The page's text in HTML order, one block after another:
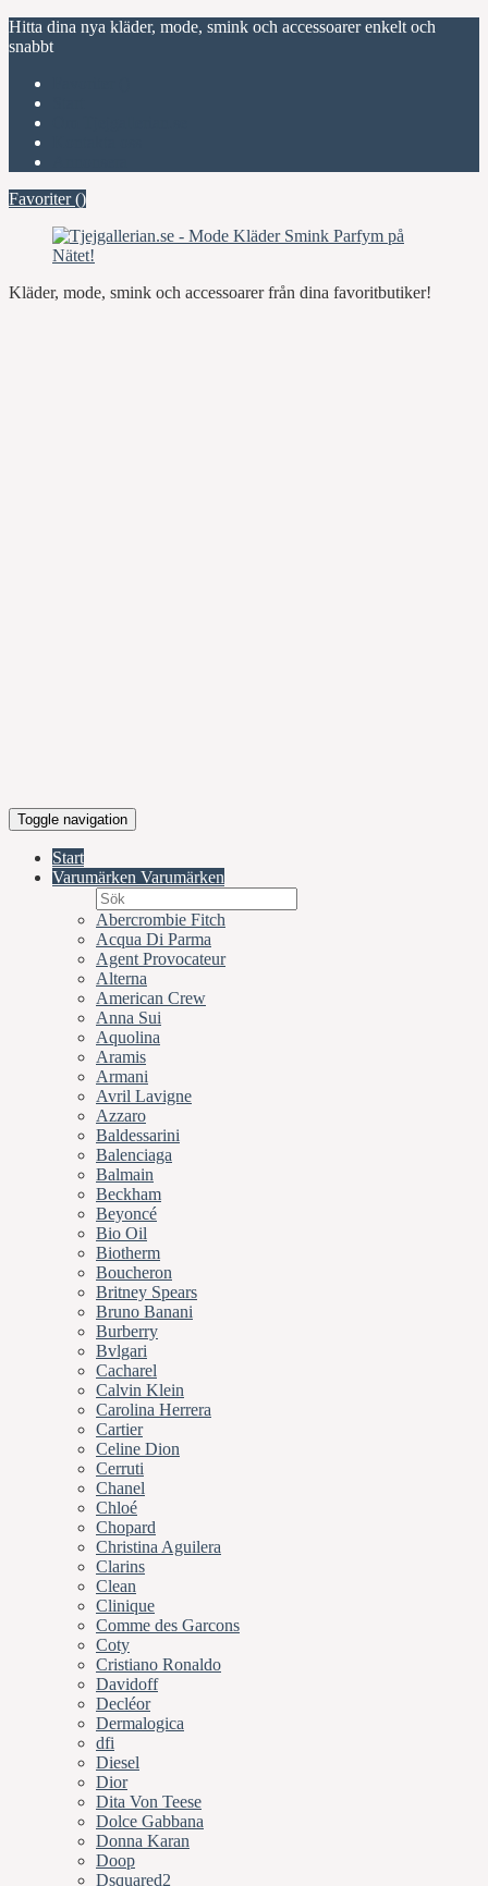
Hitta dina nya kläder, mode, smink och accessoarer enkelt och
snabbt
Favoriter ()
Kläder, mode, smink och accessoarer från dina favoritbutiker!
Toggle navigation
Start
Varumärken Varumärken
Abercrombie Fitch
Acqua Di Parma
Agent Provocateur
Alterna
American Crew
Anna Sui
Aquolina
Aramis
Armani
Avril Lavigne
Azzaro
Baldessarini
Balenciaga
Balmain
Beckham
Beyoncé
Bio Oil
Biotherm
Boucheron
Britney Spears
Bruno Banani
Burberry
Bvlgari
Cacharel
Calvin Klein
Carolina Herrera
Cartier
Celine Dion
Cerruti
Chanel
Chloé
Chopard
Christina Aguilera
Clarins
Clean
Clinique
Comme des Garcons
Coty
Cristiano Ronaldo
Davidoff
Decléor
Dermalogica
dfi
Diesel
Dior
Dita Von Teese
Dolce Gabbana
Donna Karan
Doop
Dsquared2